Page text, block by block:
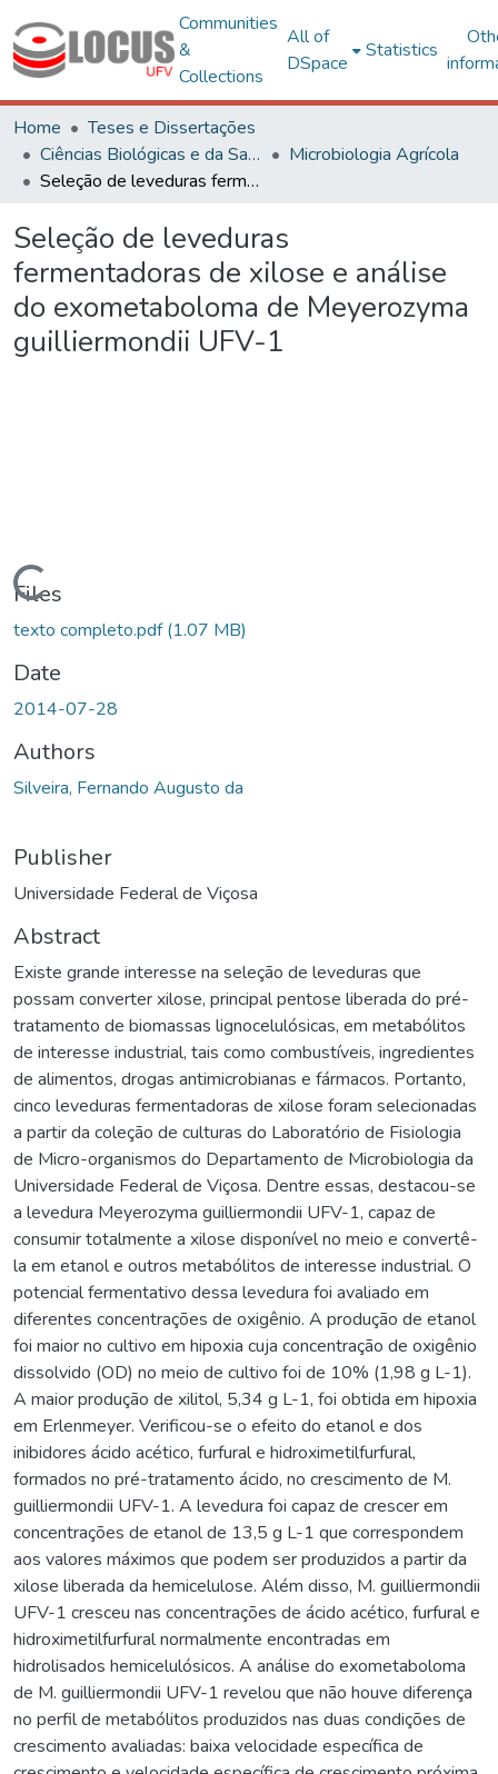
Communities
&
Collections
All of
DSpace
Statistics
Home
Teses e Dissertações
Ciências Biológicas e da Saúde
Microbiologia Agrícola
Seleção de leveduras fermentadoras de xilose e análise do exometaboloma de Meyerozyma guilliermondii UFV-1
Seleção de leveduras
fermentadoras de xilose e análise
do exometaboloma de Meyerozyma
guilliermondii UFV-1
Files
texto completo.pdf(1.07 MB)
Date
2014-07-28
Authors
Silveira, Fernando Augusto da
Publisher
Universidade Federal de Viçosa
Abstract
Existe grande interesse na seleção de leveduras que
possam converter xilose, principal pentose liberada do pré-
tratamento de biomassas lignocelulósicas, em metabólitos
de interesse industrial, tais como combustíveis, ingredientes
de alimentos, drogas antimicrobianas e fármacos. Portanto,
cinco leveduras fermentadoras de xilose foram selecionadas
a partir da coleção de culturas do Laboratório de Fisiologia
de Micro-organismos do Departamento de Microbiologia da
Universidade Federal de Viçosa. Dentre essas, destacou-se
a levedura Meyerozyma guilliermondii UFV-1, capaz de
consumir totalmente a xilose disponível no meio e convertê-
la em etanol e outros metabólitos de interesse industrial. O
potencial fermentativo dessa levedura foi avaliado em
diferentes concentrações de oxigênio. A produção de etanol
foi maior no cultivo em hipoxia cuja concentração de oxigênio
dissolvido (OD) no meio de cultivo foi de 10% (1,98 g L-1).
A maior produção de xilitol, 5,34 g L-1, foi obtida em hipoxia
em Erlenmeyer. Verificou-se o efeito do etanol e dos
inibidores ácido acético, furfural e hidroximetilfurfural,
formados no pré-tratamento ácido, no crescimento de M.
guilliermondii UFV-1. A levedura foi capaz de crescer em
concentrações de etanol de 13,5 g L-1 que correspondem
aos valores máximos que podem ser produzidos a partir da
xilose liberada da hemicelulose. Além disso, M. guilliermondii
UFV-1 cresceu nas concentrações de ácido acético, furfural e
hidroximetilfurfural normalmente encontradas em
hidrolisados hemicelulósicos. A análise do exometaboloma
de M. guilliermondii UFV-1 revelou que não houve diferença
no perfil de metabólitos produzidos nas duas condições de
crescimento avaliadas: baixa velocidade específica de